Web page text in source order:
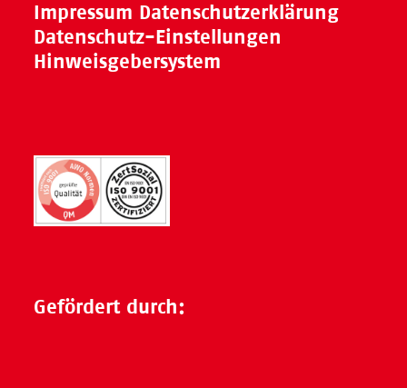
Impressum Datenschutzerklärung
Datenschutz-Einstellungen
Hinweisgebersystem
Gefördert durch: